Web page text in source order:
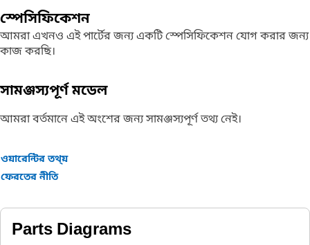
স্পেসিফিকেশন
আমরা এখনও এই পার্টের জন্য একটি স্পেসিফিকেশন যোগ করার জন্য
কাজ করছি।
সামঞ্জস্যপূর্ণ মডেল
আমরা বর্তমানে এই অংশের জন্য সামঞ্জস্যপূর্ণ তথ্য নেই।
ওয়ারেন্টির তথ্য়
ফেরতের নীতি
Parts Diagrams